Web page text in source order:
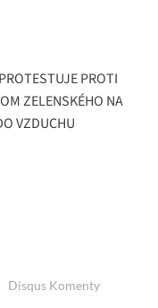
PROTI
ZELENSKÉHO NA
VZDUCHU
Disqus Komenty